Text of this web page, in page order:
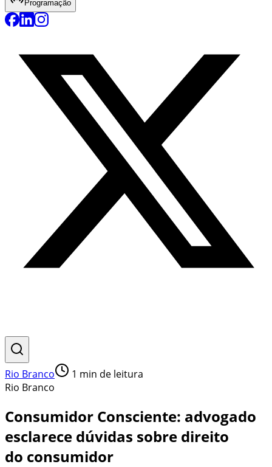
Programação
Rio Branco 1 min de leitura
Rio Branco
Consumidor Consciente: advogado
esclarece dúvidas sobre direito
do consumidor